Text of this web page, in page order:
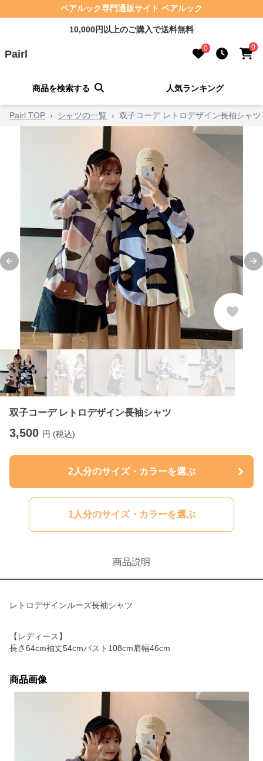
ペアルック専門通販サイト ペアルック
10,000円以上のご購入で送料無料
Pairl 0 0
商品を検索する 人気ランキング
Pairl TOP › シャツの一覧 › 双子コーデ レトロデザイン長袖シャツ
Previous slide
双子コーデ レトロデザイン長袖シャツ
3,500 円 (税込)
2人分のサイズ・カラーを選ぶ
1人分のサイズ・カラーを選ぶ
商品説明
レトロデザインルーズ長袖シャツ
【レディース】
長さ64cm袖丈54cmバスト108cm肩幅46cm
商品画像